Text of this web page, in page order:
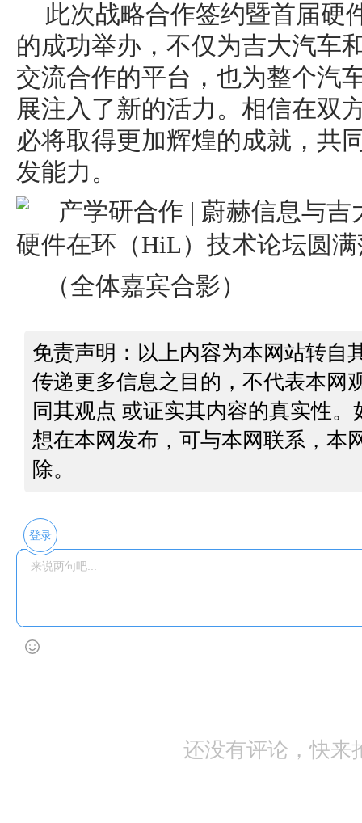
此次战略合作签约暨首届硬
的成功举办，不仅为吉大汽车
交流合作的平台，也为整个汽
展注入了新的活力。相信在双
必将取得更加辉煌的成就，共
发能力。
（全体嘉宾合影）
免责声明：以上内容为本网站转自
传递更多信息之目的，不代表本网
同其观点 或证实其内容的真实性
想在本网发布，可与本网联系，本
除。
登录
还没有评论，快来